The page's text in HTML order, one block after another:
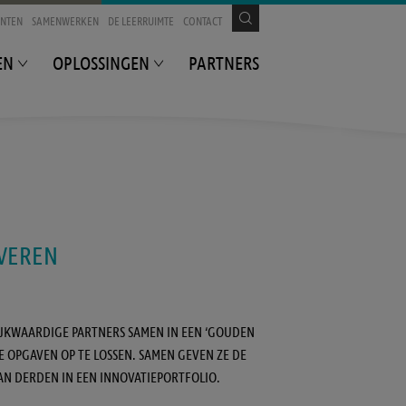
SAMENWERKEN DE LEERRUIMTE CONTACT
OPLOSSINGEN PARTNERS
PARTNERS SAMEN IN EEN ‘GOUDEN
OP TE LOSSEN. SAMEN GEVEN ZE DE
DERDEN IN EEN INNOVATIEPORTFOLIO.